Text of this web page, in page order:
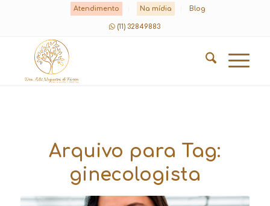
Atendimento Na mídia Blog
(11) 32849883
Arquivo para Tag:
ginecologista